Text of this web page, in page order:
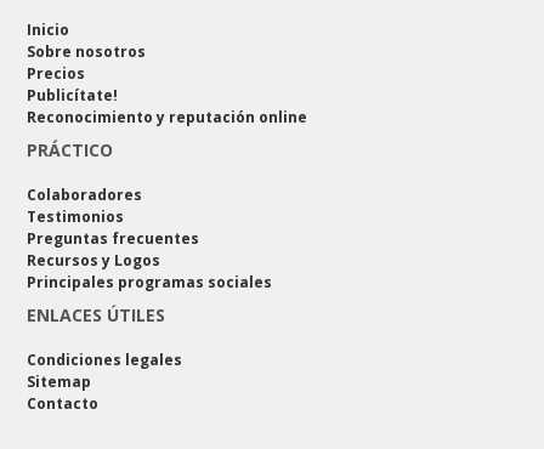
Inicio
Sobre nosotros
Precios
Publicítate!
Reconocimiento y reputación online
PRÁCTICO
Colaboradores
Testimonios
Preguntas frecuentes
Recursos y Logos
Principales programas sociales
ENLACES ÚTILES
Condiciones legales
Sitemap
Contacto